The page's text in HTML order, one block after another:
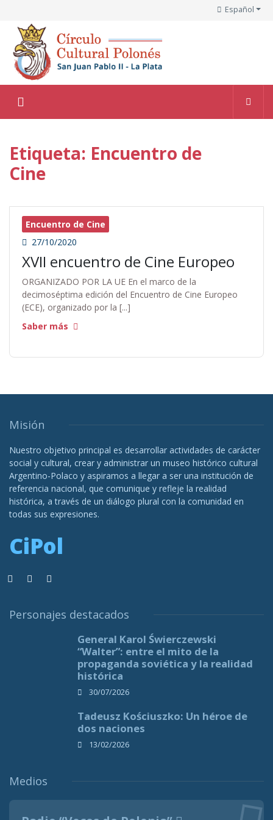
Español
Etiqueta: Encuentro de
Cine
Encuentro de Cine
27/10/2020
XVII encuentro de Cine Europeo
ORGANIZADO POR LA UE En el marco de la
decimoséptima edición del Encuentro de Cine Europeo
(ECE), organizado por la [...]
Saber más
Misión
Nuestro objetivo principal es desarrollar actividades de carácter
social y cultural, crear y administrar un museo histórico cultural
Argentino-Polaco y aspiramos a llegar a ser una institución de
referencia nacional, que comunique y refleje la realidad
histórica, a través de un diálogo plural con la comunidad en
todas sus expresiones.
CiPol
Personajes destacados
General Karol Świerczewski
“Walter”: entre el mito de la
propaganda soviética y la realidad
histórica
30/07/2026
Tadeusz Kościuszko: Un héroe de
dos naciones
13/02/2026
Medios